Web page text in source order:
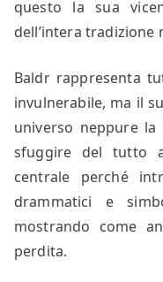
questo la sua
dell’intera tradizione
Baldr rappresenta
invulnerabile, ma il
universo neppure la
sfuggire del tutto
centrale perché
drammatici e
mostrando come
perdita.